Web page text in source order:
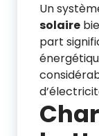
Un
solaire
part